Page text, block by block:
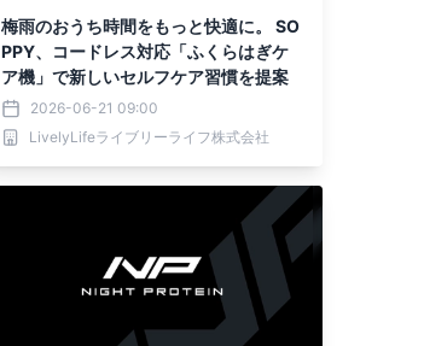
梅雨のおうち時間をもっと快適に。 SO
PPY、コードレス対応「ふくらはぎケ
ア機」で新しいセルフケア習慣を提案
2026-06-21 09:00
LivelyLifeライブリーライフ株式会社